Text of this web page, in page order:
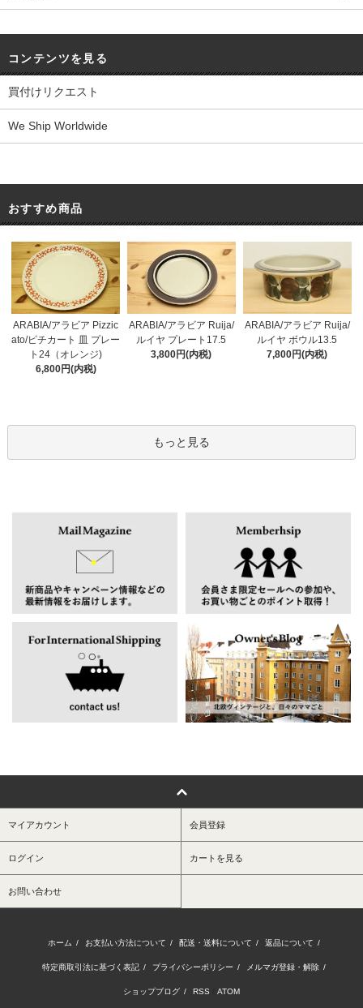
コンテンツを見る
買付けリクエスト
We Ship Worldwide
おすすめ商品
ARABIA/アラビア Pizzic
ato/ピチカート 皿 プレー
ト24（オレンジ)
6,800円(内税)
ARABIA/アラビア Ruija/
ルイヤ プレート17.5
3,800円(内税)
ARABIA/アラビア Ruija/
ルイヤ ボウル13.5
7,800円(内税)
もっと見る
マイアカウント 会員登録
ログイン カートを見る
お問い合わせ
ホーム / お支払い方法について / 配送・送料について / 返品について /
特定商取引法に基づく表記 / プライバシーポリシー / メルマガ登録・解除 /
ショップブログ / RSS ATOM